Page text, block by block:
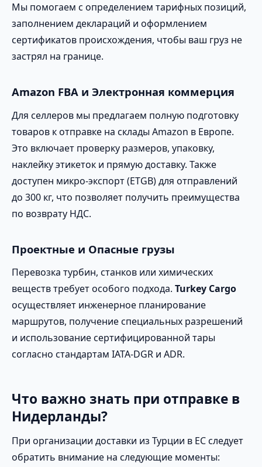
Мы помогаем с определением тарифных позиций,
заполнением деклараций и оформлением
сертификатов происхождения, чтобы ваш груз не
застрял на границе.
Amazon FBA и Электронная коммерция
Для селлеров мы предлагаем полную подготовку
товаров к отправке на склады Amazon в Европе.
Это включает проверку размеров, упаковку,
наклейку этикеток и прямую доставку. Также
доступен микро-экспорт (ETGB) для отправлений
до 300 кг, что позволяет получить преимущества
по возврату НДС.
Проектные и Опасные грузы
Перевозка турбин, станков или химических
веществ требует особого подхода. Turkey Cargo
осуществляет инженерное планирование
маршрутов, получение специальных разрешений
и использование сертифицированной тары
согласно стандартам IATA-DGR и ADR.
Что важно знать при отправке в
Нидерланды?
При организации доставки из Турции в ЕС следует
обратить внимание на следующие моменты: